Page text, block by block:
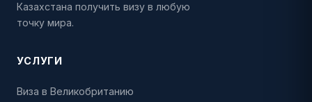
Казахстана получить визу в любую
точку мира.
УСЛУГИ
Виза в Великобританию